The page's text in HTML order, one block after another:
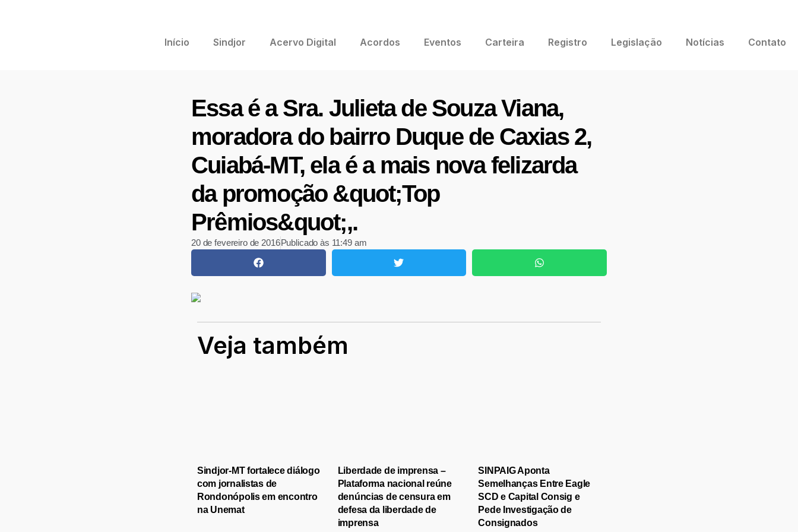
Início Sindjor Acervo Digital Acordos Eventos Carteira Registro Legislação Notícias Contato
Essa é a Sra. Julieta de Souza Viana,
moradora do bairro Duque de Caxias 2,
Cuiabá-MT, ela é a mais nova felizarda
da promoção &quot;Top
Prêmios&quot;,.
20 de fevereiro de 2016Publicado às 11:49 am
Veja também
Sindjor-MT fortalece diálogo
com jornalistas de
Rondonópolis em encontro
na Unemat
Liberdade de imprensa –
Plataforma nacional reúne
denúncias de censura em
defesa da liberdade de
imprensa
SINPAIG Aponta
Semelhanças Entre Eagle
SCD e Capital Consig e
Pede Investigação de
Consignados